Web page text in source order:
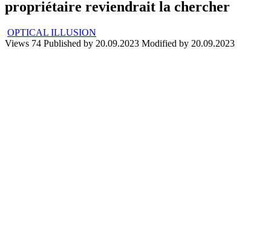
propriétaire reviendrait la chercher
OPTICAL ILLUSION
Views 74 Published by 20.09.2023 Modified by 20.09.2023